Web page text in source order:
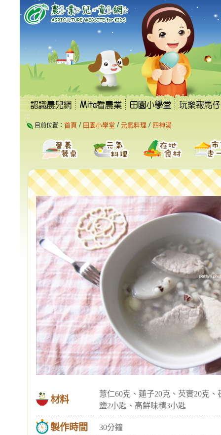
到
容
:::
目前位置： 首頁 / 田園小學堂 / 元氣料理 / 四神湯
材料
薏仁60克、蓮子20克、芡實20克、
鹽2小匙、高鮮味精3小匙
製作時間 30分鐘